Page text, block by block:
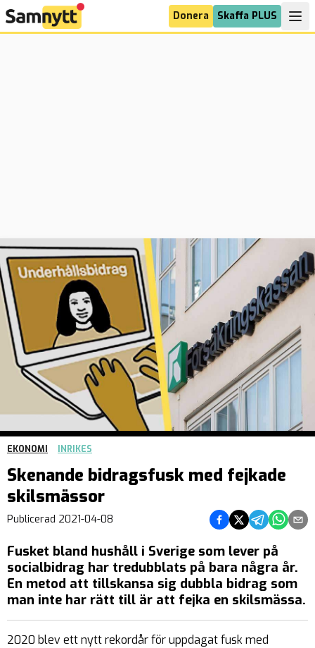
Donera Skaffa PLUS
EKONOMI INRIKES
Skenande bidragsfusk med fejkade
skilsmässor
Publicerad 2021-04-08 Dela på Facebook
Dela på Twitter
Dela påDela på
Dela
Fusket bland hushåll i Sverige som lever på
socialbidrag har tredubblats på bara några år.
En metod att tillskansa sig dubbla bidrag som
man inte har rätt till är att fejka en skilsmässa.
2020 blev ett nytt rekordår för uppdagat fusk med